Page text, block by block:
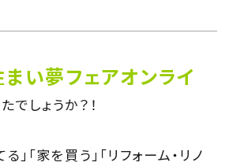
まい夢フェアオンライ
でしょうか？！
」「家を買う」「リフォーム・リノ